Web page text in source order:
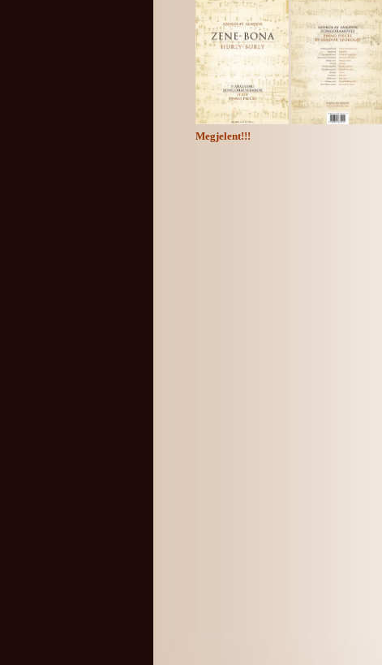
Megjelent!!!